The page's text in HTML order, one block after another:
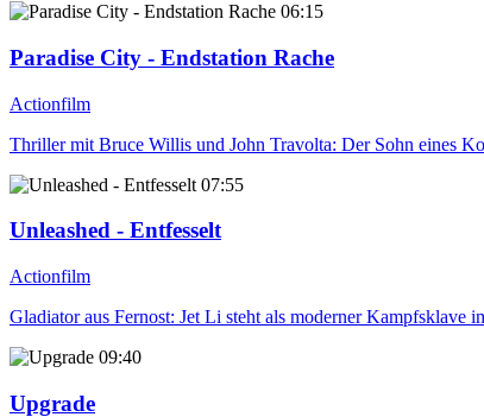
06:15
Paradise City - Endstation Rache
Actionfilm
Thriller mit Bruce Willis und John Travolta: Der Sohn eines
07:55
Unleashed - Entfesselt
Actionfilm
Gladiator aus Fernost: Jet Li steht als moderner Kampfsklave
09:40
Upgrade